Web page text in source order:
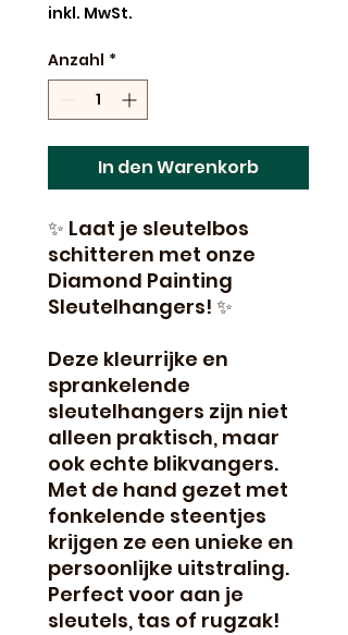
inkl. MwSt.
Anzahl *
In den Warenkorb
✨ Laat je sleutelbos
schitteren met onze
Diamond Painting
Sleutelhangers! ✨
Deze kleurrijke en
sprankelende
sleutelhangers zijn niet
alleen praktisch, maar
ook echte blikvangers.
Met de hand gezet met
fonkelende steentjes
krijgen ze een unieke en
persoonlijke uitstraling.
Perfect voor aan je
sleutels, tas of rugzak!